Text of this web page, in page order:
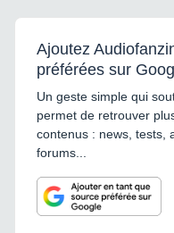
Ajoutez
préférées sur
Un geste simple qui
permet de retrouver
contenus : news, tests,
forums...